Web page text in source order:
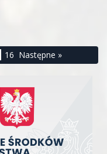
16 Następne »